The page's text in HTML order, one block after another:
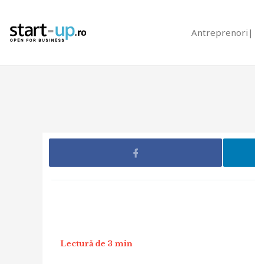
Antreprenori
Lectură de 3 min